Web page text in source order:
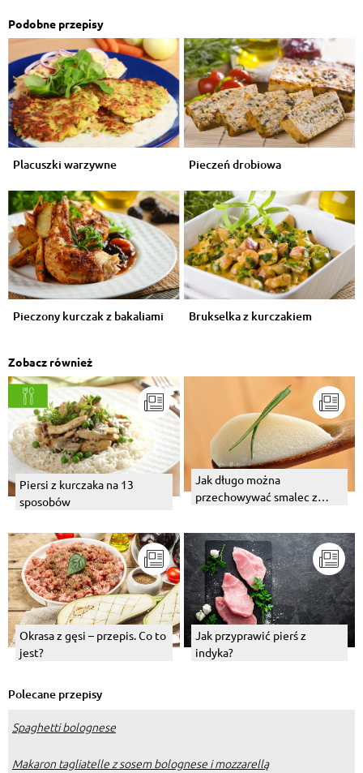
Podobne przepisy
Placuszki warzywne Pieczeń drobiowa
Pieczony kurczak z bakaliami Brukselka z kurczakiem
Zobacz również
Piersi z kurczaka na 13
sposobów
Jak długo można
przechowywać smalec z
Okrasa z gęsi – przepis. Co to
jest?
Jak przyprawić pierś z
indyka?
Polecane przepisy
Spaghetti bolognese
Makaron tagliatelle z sosem bolognese i mozzarellą